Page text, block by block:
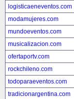
logisticaeneventos.com
modamujeres.com
mundoeventos.com
musicalizacion.com
ofertaportv.com
rockchileno.com
todoparaeventos.com
tradicionargentina.com